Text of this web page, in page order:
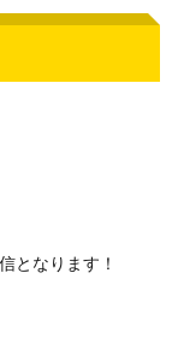
となります！